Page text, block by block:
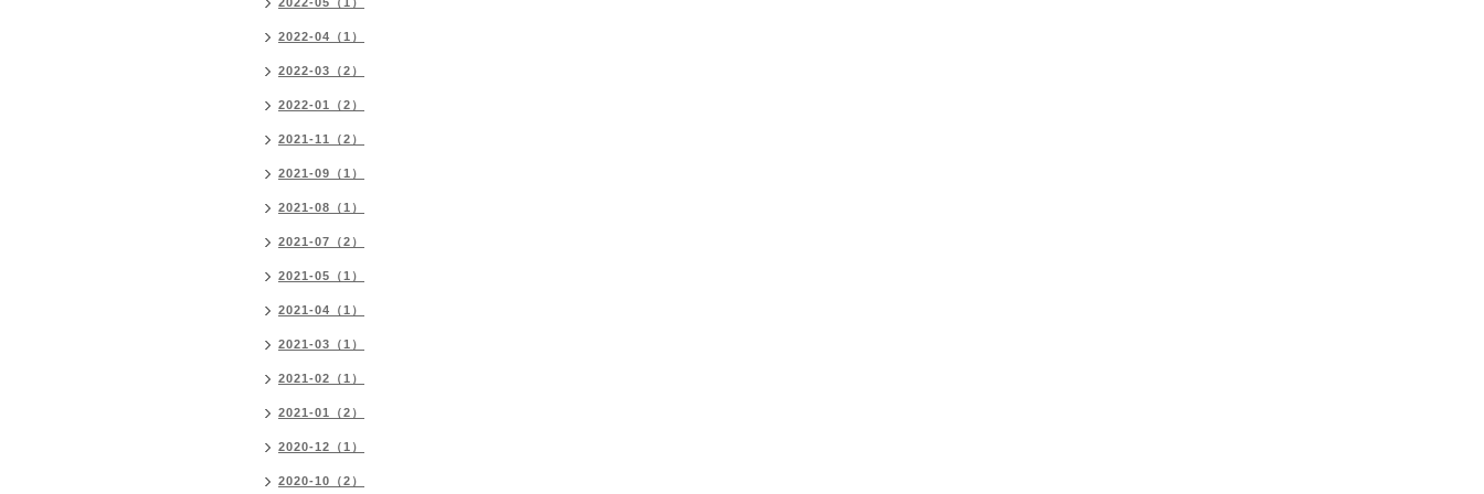
2022-04（1）
2022-03（2）
2022-01（2）
2021-11（2）
2021-09（1）
2021-08（1）
2021-07（2）
2021-05（1）
2021-04（1）
2021-03（1）
2021-02（1）
2021-01（2）
2020-12（1）
2020-10（2）